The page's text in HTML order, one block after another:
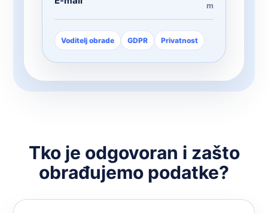
m
Voditelj obrade GDPR Privatnost
Tko je odgovoran i zašto
obrađujemo podatke?